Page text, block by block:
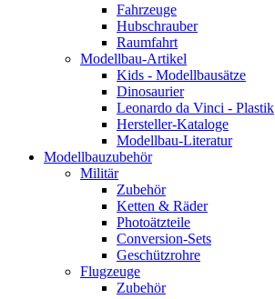
Fahrzeuge
Hubschrauber
Raumfahrt
Modellbau-Artikel
Kids - Modellbausätze
Dinosaurier
Leonardo da Vinci - Plastik
Hersteller-Kataloge
Modellbau-Literatur
Modellbauzubehör
Militär
Zubehör
Ketten & Räder
Photoätzteile
Conversion-Sets
Geschützrohre
Flugzeuge
Zubehör